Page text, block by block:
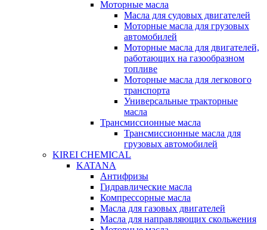
Моторные масла
Масла для судовых двигателей
Моторные масла для грузовых
автомобилей
Моторные масла для двигателей,
работающих на газообразном
топливе
Моторные масла для легкового
транспорта
Универсальные тракторные
масла
Трансмиссионные масла
Трансмиссионные масла для
грузовых автомобилей
KIREI CHEMICAL
KATANA
Антифризы
Гидравлические масла
Компрессорные масла
Масла для газовых двигателей
Масла для направляющих скольжения